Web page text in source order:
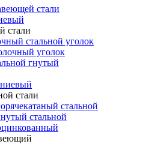
стали
стали
стальной уголок
уголок
гнутый
стали
стальной
стальной